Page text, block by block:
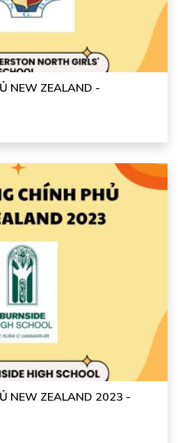
NEW ZEALAND -
NEW ZEALAND 2023 -